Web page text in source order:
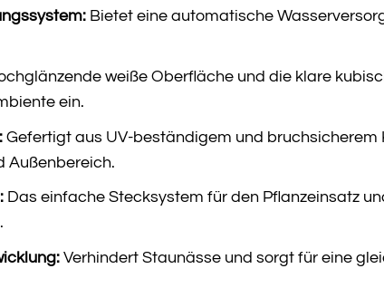
Bietet eine automatische
weiße Oberfläche und die klare
ein.
Gefertigt aus UV-beständigem und
Außenbereich.
Das einfache Stecksystem für den Pflanzeinsatz
Verhindert Staunässe und sorgt für eine